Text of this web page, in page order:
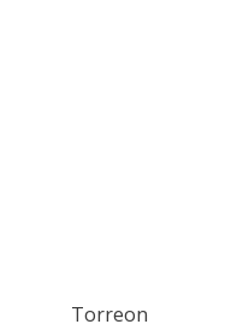
Torreon